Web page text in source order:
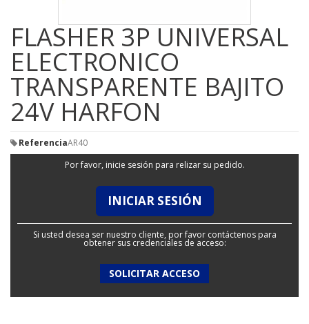
FLASHER 3P UNIVERSAL
ELECTRONICO
TRANSPARENTE BAJITO
24V HARFON
ReferenciaAR40
Por favor, inicie sesión para relizar su pedido.
INICIAR SESIÓN
Si usted desea ser nuestro cliente, por favor contáctenos para
obtener sus credenciales de acceso:
SOLICITAR ACCESO